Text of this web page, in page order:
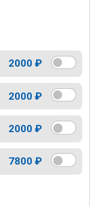
2000 ₽
2000 ₽
2000 ₽
7800 ₽